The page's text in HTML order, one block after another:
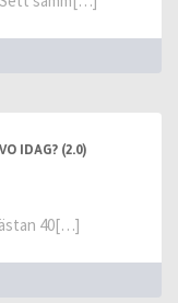
IDAG? (2.0)
40[…]